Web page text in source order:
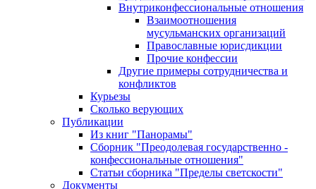
Внутриконфессиональные отношения
Взаимоотношения
мусульманских организаций
Православные юрисдикции
Прочие конфессии
Другие примеры сотрудничества и
конфликтов
Курьезы
Сколько верующих
Публикации
Из книг "Панорамы"
Сборник "Преодолевая государственно -
конфессиональные отношения"
Статьи сборника "Пределы светскости"
Документы